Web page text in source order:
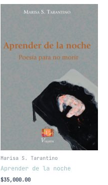
Marisa S. Tarantino
Aprender de la noche
$35,000.00